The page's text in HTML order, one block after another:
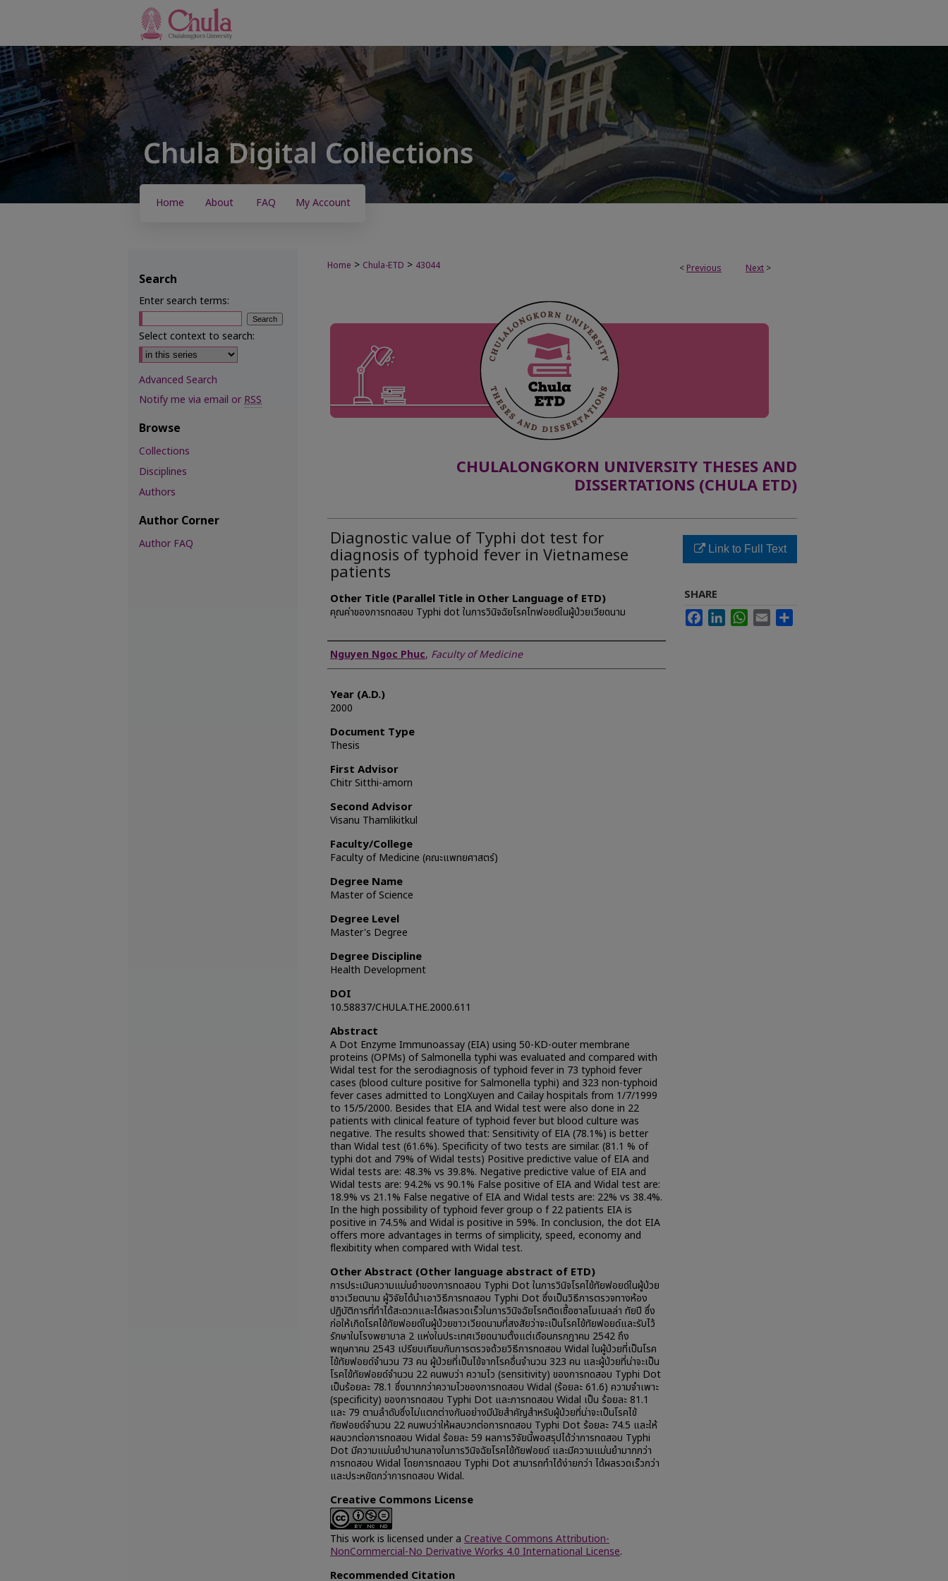
Home About FAQ My Account
< Previous Next >
Home > Chula-ETD > 43044
CHULALONGKORN UNIVERSITY THESES AND
DISSERTATIONS (CHULA ETD)
Diagnostic value of Typhi dot test for
diagnosis of typhoid fever in Vietnamese
patients
Other Title (Parallel Title in Other Language of ETD)
คุณค่าของการทดสอบ Typhi dot ในการวินิจฉัยโรคไทฟอยด์ในผู้ป่วยเวียดนาม
Author
Nguyen Ngoc Phuc, Faculty of Medicine
Year (A.D.)
2000
Document Type
Thesis
First Advisor
Chitr Sitthi-amorn
Second Advisor
Visanu Thamlikitkul
Faculty/College
Faculty of Medicine (คณะแพทยศาสตร์)
Degree Name
Master of Science
Degree Level
Master's Degree
Degree Discipline
Health Development
DOI
10.58837/CHULA.THE.2000.611
Abstract
A Dot Enzyme Immunoassay (EIA) using 50-KD-outer membrane
proteins (OPMs) of Salmonella typhi was evaluated and compared with
Widal test for the serodiagnosis of typhoid fever in 73 typhoid fever
cases (blood culture positive for Salmonella typhi) and 323 non-typhoid
fever cases admitted to LongXuyen and Cailay hospitals from 1/7/1999
to 15/5/2000. Besides that EIA and Widal test were also done in 22
patients with clinical feature of typhoid fever but blood culture was
negative. The results showed that: Sensitivity of EIA (78.1%) is better
than Widal test (61.6%). Specificity of two tests are similar. (81.1 % of
typhi dot and 79% of Widal tests) Positive predictive value of EIA and
Widal tests are: 48.3% vs 39.8%. Negative predictive value of EIA and
Widal tests are: 94.2% vs 90.1% False positive of EIA and Widal test are:
18.9% vs 21.1% False negative of EIA and Widal tests are: 22% vs 38.4%.
In the high possibility of typhoid fever group o f 22 patients EIA is
positive in 74.5% and Widal is positive in 59%. In conclusion, the dot EIA
offers more advantages in terms of simplicity, speed, economy and
flexibitity when compared with Widal test.
Other Abstract (Other language abstract of ETD)
การประเมินความแม่นยำของการทดสอบ Typhi Dot ในการวินิจโรคไข้ทัยฟอยด์ในผู้ป่วย
ชาวเวียตนาม ผู้วิจัยได้นำเอาวิธีการทดสอบ Typhi Dot ซึ่งเป็นวิธีการตรวจทางห้อง
ปฏิบัติการที่ทำได้สะดวกและได้ผลรวดเร็วในการวินิจฉัยโรคติดเชื้อซาลโมเนลล่า ทัยปี ซึ่ง
ก่อให้เกิดโรคไข้ทัยฟอยด์ในผู้ป่วยชาวเวียดนามที่สงสัยว่าจะเป็นโรคไข้ทัยฟอยด์และรับไว้
รักษาในโรงพยาบาล 2 แห่งในประเทศเวียดนามตั้งแต่เดือนกรกฎาคม 2542 ถึง
พฤษภาคม 2543 เปรียบเทียบกับการตรวจด้วยวิธีการทดสอบ Widal ในผู้ป่วยที่เป็นโรค
ไข้ทัยฟอยด์จำนวน 73 คน ผู้ป่วยที่เป็นไข้จากโรคอื่นจำนวน 323 คน และผู้ป่วยที่น่าจะเป็น
โรคไข้ทัยฟอยด์จำนวน 22 คนพบว่า ความไว (sensitivity) ของการทดสอบ Typhi Dot
เป็นร้อยละ 78.1 ซึ่งมากกว่าความไวของการทดสอบ Widal (ร้อยละ 61.6) ความจำเพาะ
(specificity) ของการทดสอบ Typhi Dot และการทดสอบ Widal เป็น ร้อยละ 81.1
และ 79 ตามลำดับซึ่งไม่แตกต่างกันอย่างมีนัยสำคัญสำหรับผู้ป่วยที่น่าจะเป็นโรคไข้
ทัยฟอยด์จำนวน 22 คนพบว่าให้ผลบวกต่อการทดสอบ Typhi Dot ร้อยละ 74.5 และให้
ผลบวกต่อการทดสอบ Widal ร้อยละ 59 ผลการวิจัยนี้พอสรุปได้ว่าการทดสอบ Typhi
Dot มีความแม่นยำปานกลางในการวินิจฉัยโรคไข้ทัยฟอยด์ และมีความแม่นยำมากกว่า
การทดสอบ Widal โดยการทดสอบ Typhi Dot สามารถทำได้ง่ายกว่า ได้ผลรวดเร็วกว่า
และประหยัดกว่าการทดสอบ Widal.
Creative Commons License
This work is licensed under a Creative Commons Attribution-
NonCommercial-No Derivative Works 4.0 International License.
Recommended Citation
Link to Full Text
SHARE
FacebookLinkedInWhatsApp
Email
Search
Enter search terms:
Select context to search:
Advanced Search
Notify me via email orRSS
Browse
Collections
Disciplines
Authors
Author Corner
Author FAQ